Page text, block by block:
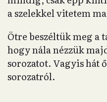
a szelekkel vitetem
Ötre beszéltük meg a
hogy nála nézzük
sorozatot. Vagyis hát
sorozatról.